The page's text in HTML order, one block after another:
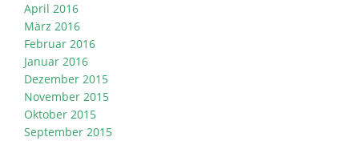
April 2016
März 2016
Februar 2016
Januar 2016
Dezember 2015
November 2015
Oktober 2015
September 2015